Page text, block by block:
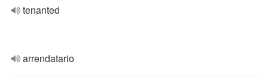
tenanted
arrendatario